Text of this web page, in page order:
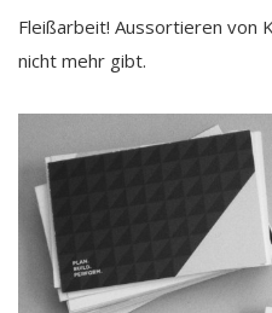
Fleißarbeit! Aussortieren von
nicht mehr gibt.